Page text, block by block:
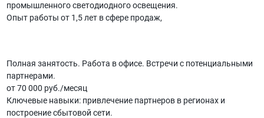
промышленного светодиодного освещения.
Опыт работы от 1,5 лет в сфере продаж,
Полная занятость. Работа в офисе. Встречи с потенциальными
партнерами.
от 70 000 руб./месяц
Ключевые навыки: привлечение партнеров в регионах и
построение сбытовой сети.